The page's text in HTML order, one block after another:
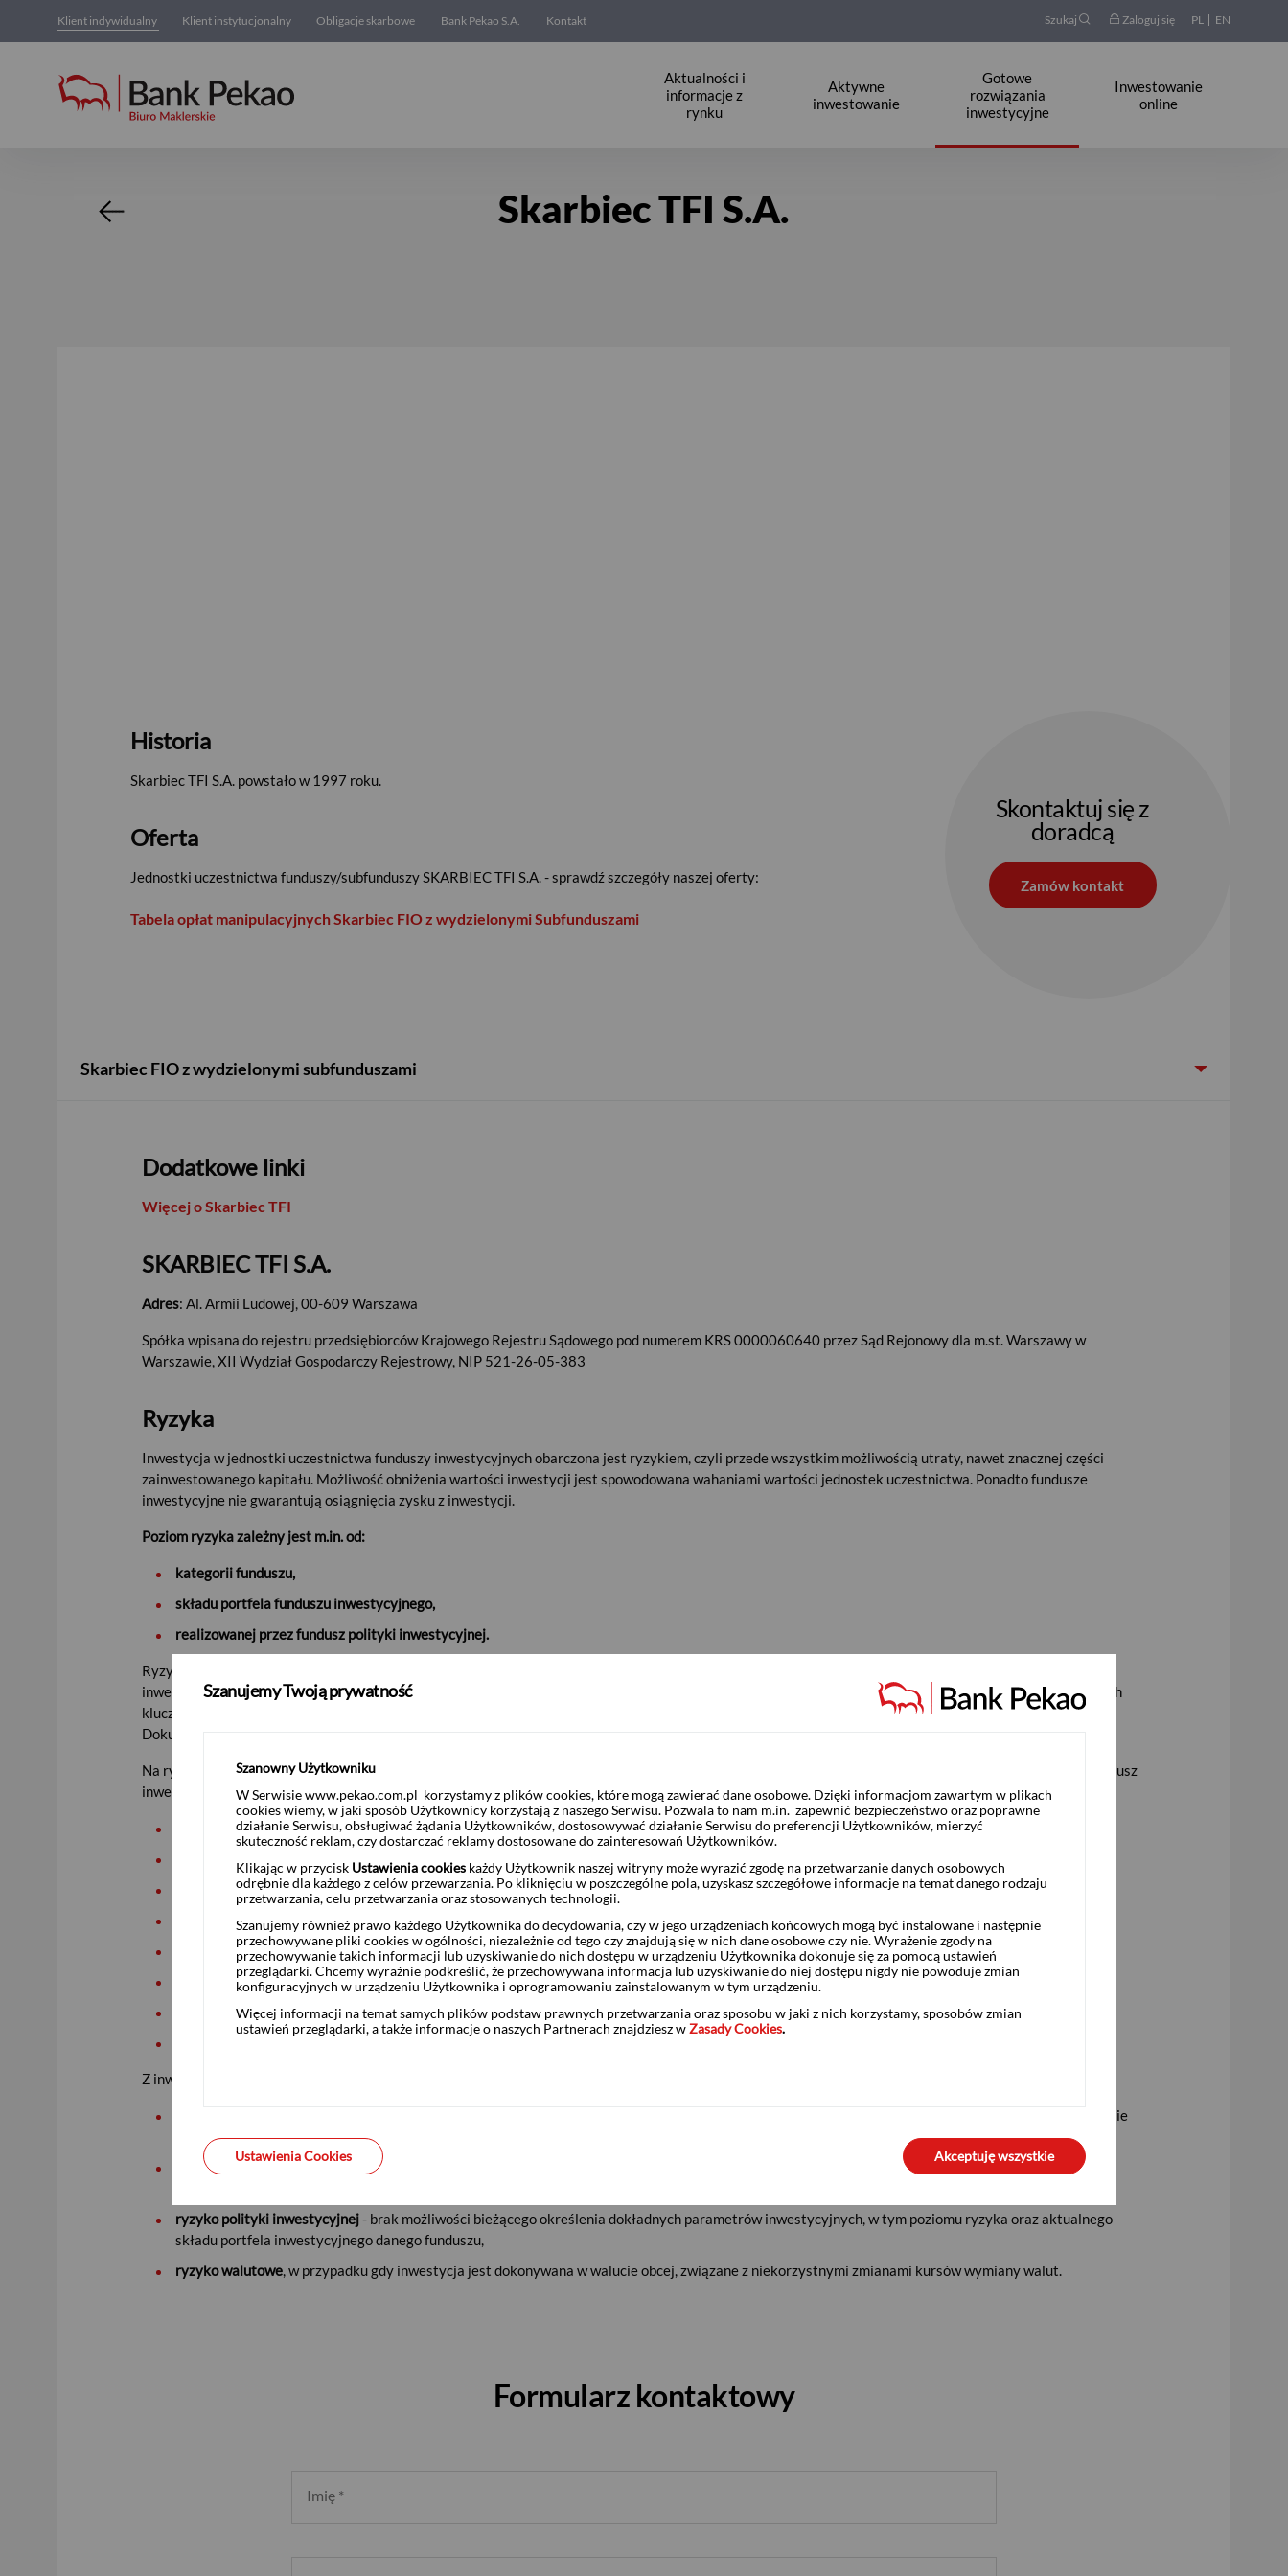
Klient indywidualny Klient instytucjonalny Obligacje skarbowe Bank Pekao S.A. Kontakt Szukaj Zaloguj się PL EN
Aktualności i
informacje z
rynku
Aktywne
inwestowanie
Gotowe
rozwiązania
inwestycyjne
Inwestowanie
online
Skarbiec TFI S.A. Skarbiec TFI S.A.
Historia
Skarbiec TFI S.A. powstało w 1997 roku.
Oferta
Jednostki uczestnictwa funduszy/subfunduszy SKARBIEC TFI S.A. - sprawdź szczegóły naszej oferty:
Tabela opłat manipulacyjnych Skarbiec FIO z wydzielonymi Subfunduszami
Skontaktuj się z
doradcą
Zamów kontakt
Skarbiec FIO z wydzielonymi subfunduszami
Dodatkowe linki
Więcej o Skarbiec TFI
SKARBIEC TFI S.A.
Adres: Al. Armii Ludowej, 00-609 Warszawa
Spółka wpisana do rejestru przedsiębiorców Krajowego Rejestru Sądowego pod numerem KRS 0000060640 przez Sąd Rejonowy dla m.st. Warszawy w
Warszawie, XII Wydział Gospodarczy Rejestrowy, NIP 521-26-05-383
Ryzyka
Inwestycja w jednostki uczestnictwa funduszy inwestycyjnych obarczona jest ryzykiem, czyli przede wszystkim możliwością utraty, nawet znacznej części
zainwestowanego kapitału. Możliwość obniżenia wartości inwestycji jest spowodowana wahaniami wartości jednostek uczestnictwa. Ponadto fundusze
inwestycyjne nie gwarantują osiągnięcia zysku z inwestycji.
Poziom ryzyka zależny jest m.in. od:
kategorii funduszu,
składu portfela funduszu inwestycyjnego,
realizowanej przez fundusz polityki inwestycyjnej.
Ryzyko inwestycyjne danego funduszu inwestycyjnego jest zależne od polityki inwestycyjnej tego funduszu. Szczegółowe informacje na temat ryzyka
inwestycyjnego zawarte są w udostępnionej inwestorom dokumentacji dotyczącej funduszu inwestycyjnego, w szczególności w: Dokumentach zawierających
kluczowe informacje, Prospektach Informacyjnych, Warunkach Emisji, Statutach. Informacje na temat ryzyka inwestycyjnego, w tym w szczególności treść
Dokumentów zawierających kluczowe informacje, są dostępne w placówkach,
Na ryzyko inwestycyjne dotyczące inwestowania w jednostki uczestnictwa funduszu inwestycyjnego składają się ryzyka związane z nabywanymi przez fundusz
inwestycyjny instrumentami finansowymi, opisane wRozdziale II Pakietu Informacyjnego , w szczególności:
ryzyko przyszłego kształtowania się kursu,
ryzyko płynności instrumentu finansowego,
ryzyko zawieszenia obrotu lub wykluczenia instrumentu finansowego z obrotu,
ryzyko związane z sytuacją makroekonomiczną i międzynarodową kraju,
ryzyko walutowe,
ryzyko regulacyjne kraju inwestowania,
ryzyko operacyjne,
Z inwestowaniem w jednostki uczestnictwa funduszu inwestycyjnego związane są również:
- zależy od typu funduszu, im większa część portfela funduszu alokowana jest w instrumenty o wyższej zmienności, tym wyższa będzie
zmienność jednostek uczestnictwa,
ryzyko zarządzającego- wiąże się z możliwością podjęcia błędnej decyzji przez zarządzającego funduszem, co do selekcji rodzaju aktywów do portfela
ryzyko polityki inwestycyjnej- brak możliwości bieżącego określenia dokładnych parametrów inwestycyjnych, w tym poziomu ryzyka oraz aktualnego
składu portfela inwestycyjnego danego funduszu,
ryzyko walutowe, w przypadku gdy inwestycja jest dokonywana w walucie obcej, związane z niekorzystnymi zmianami kursów wymiany walut.
Formularz kontaktowy
Imię *
Szanujemy Twoją prywatność
Szanowny Użytkowniku
W Serwisie www.pekao.com.pl korzystamy z plików cookies, które mogą zawierać dane osobowe. Dzięki informacjom zawartym w plikach
cookies wiemy, w jaki sposób Użytkownicy korzystają z naszego Serwisu. Pozwala to nam m.in. zapewnić bezpieczeństwo oraz poprawne
działanie Serwisu, obsługiwać żądania Użytkowników, dostosowywać działanie Serwisu do preferencji Użytkowników, mierzyć
skuteczność reklam, czy dostarczać reklamy dostosowane do zainteresowań Użytkowników.
Klikając w przycisk Ustawienia cookies każdy Użytkownik naszej witryny może wyrazić zgodę na przetwarzanie danych osobowych
odrębnie dla każdego z celów przewarzania. Po kliknięciu w poszczególne pola, uzyskasz szczegółowe informacje na temat danego rodzaju
przetwarzania, celu przetwarzania oraz stosowanych technologii.
Szanujemy również prawo każdego Użytkownika do decydowania, czy w jego urządzeniach końcowych mogą być instalowane i następnie
przechowywane pliki cookies w ogólności, niezależnie od tego czy znajdują się w nich dane osobowe czy nie. Wyrażenie zgody na
przechowywanie takich informacji lub uzyskiwanie do nich dostępu w urządzeniu Użytkownika dokonuje się za pomocą ustawień
przeglądarki. Chcemy wyraźnie podkreślić, że przechowywana informacja lub uzyskiwanie do niej dostępu nigdy nie powoduje zmian
konfiguracyjnych w urządzeniu Użytkownika i oprogramowaniu zainstalowanym w tym urządzeniu.
Więcej informacji na temat samych plików podstaw prawnych przetwarzania oraz sposobu w jaki z nich korzystamy, sposobów zmian
ustawień przeglądarki, a także informacje o naszych Partnerach znajdziesz wZasady Cookies.
Ustawienia Cookies Akceptuję wszystkie